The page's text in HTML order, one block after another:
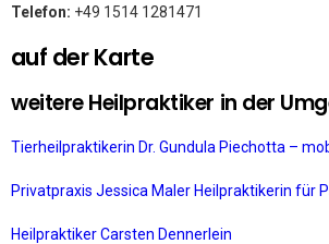
Telefon: +49 1514 1281471
auf der Karte
weitere Heilpraktiker in der
Tierheilpraktikerin Dr. Gundula Piechotta –
Privatpraxis Jessica Maler Heilpraktikerin für
Heilpraktiker Carsten Dennerlein